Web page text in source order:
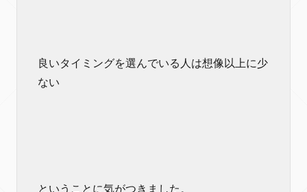
良いタイミングを選んでいる人は想像以上に少
ない
ということに気がつきました。